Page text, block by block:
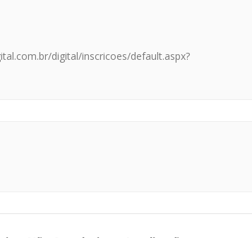
digital/inscricoes/default.aspx?